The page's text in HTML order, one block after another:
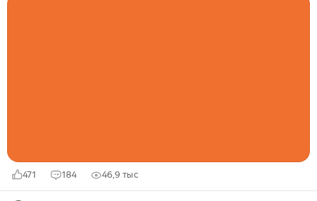
471 184 46,9 тыс